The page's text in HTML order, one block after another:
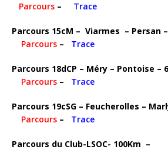
Parcours – Trace
Parcours 15cM – Viarmes –
Parcours – Trace
Parcours 18dCP – Méry –
Parcours – Trace
Parcours 19cSG – Feucherolles –
Parcours – Trace
Parcours du Club-LSOC-